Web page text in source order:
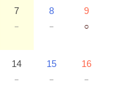
7
－
8
－
9
○
14
－
15
－
16
－